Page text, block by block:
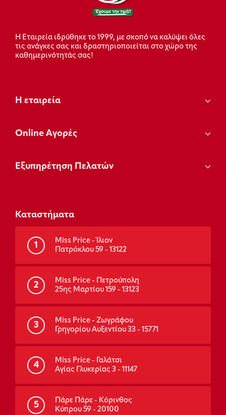
Η Εταιρεία ιδρύθηκε το 1999, με σκοπό να καλύψει όλες
τις ανάγκες σας και δραστηριοποιείται στο χώρο της
καθημερινότητάς σας!
Η εταιρεία
Οnline Αγορές
Εξυπηρέτηση Πελατών
Καταστήματα
1
Miss Price - Ίλιον
Πατρόκλου 59 - 13122
2
Miss Price - Πετρούπολη
25ης Μαρτίου 159 - 13123
3
Miss Price - Ζωγράφου
Γρηγορίου Αυξεντίου 33 - 15771
4
Miss Price - Γαλάτσι
Αγίας Γλυκερίας 3 - 11147
5
Πάρε Πάρε - Κόρινθος
Κύπρου 59 - 20100